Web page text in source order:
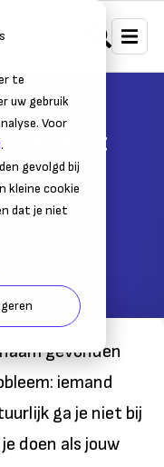
te
uw gebruik
Voor
.
gevolgd bij
kleine cookie
dat je niet
Website
is bezet
gevonden
iemand
ga je niet bij
doen als jouw